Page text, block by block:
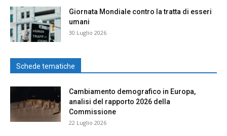
Giornata Mondiale contro la tratta di esseri
umani
30 Luglio 2026
Schede tematiche
Cambiamento demografico in Europa,
analisi del rapporto 2026 della
Commissione
22 Luglio 2026